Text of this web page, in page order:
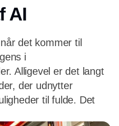
AI
det kommer til
i
Alligevel er det langt
der udnytter
til fulde. Det